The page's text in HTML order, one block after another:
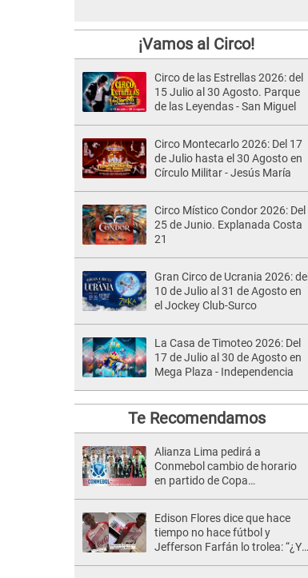
¡Vamos al Circo!
Circo de las Estrellas 2026: del
15 Julio al 30 Agosto. Parque
de las Leyendas - San Miguel
Circo Montecarlo 2026: Del 17
de Julio hasta el 30 Agosto en
Círculo Militar - Jesús María
Circo Místico Condor 2026: Del
25 de Junio. Explanada Costa
21
Gran Circo de Ucrania 2026: del
10 de Julio al 31 de Agosto en
el Jockey Club-Surco
La Casa de Timoteo 2026: Del
17 de Julio al 30 de Agosto en
Mega Plaza - Independencia
Te Recomendamos
Alianza Lima pedirá a
Conmebol cambio de horario
en partido de Copa
Edison Flores dice que hace
tiempo no hace fútbol y
Jefferson Farfán lo trolea: “¿Y